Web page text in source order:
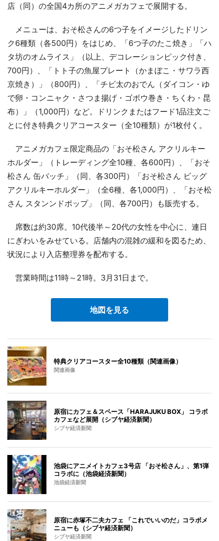
店（同）の全国4カ所のアニメガカフェで展開する。
メニューは、おそ松さんの6つ子をイメージしたドリン
ク6種類（各500円）をはじめ、「6つ子のたこ焼き」「ハ
タ坊のオムライス」（以上、デコレーションピック付き、
700円）、「トト子の魚屋プレート（かまぼこ・サワラ西
京焼き）」（800円）、「チビ太のおでん（ダイコン・ゆ
で卵・コンニャク・さつま揚げ・ゴボウ巻き・ちくわ・昆
布）」（1,000円）など。ドリンクまたはフード1品注文ご
とに付き特典クリアコースター（全10種類）が1枚付く。
アニメガカフェ限定商品の「おそ松さん アクリルキー
ホルダー」（トレーディング全10種、各600円）、「おそ
松さん 缶バッチ」（同、各300円）「おそ松さん ビッグ
アクリルキーホルダー」（全6種、各1,000円）、「おそ松
さん スタンンドポップ」（同、各700円）も販売する。
席数は約30席。10代後半～20代の女性を中心に、連日
にぎわいをみせている。店舗内の混雑の緩和を図るため、
状況により入店整理券を配布する。
営業時間は11時～21時。3月31日まで。
地図を見る
特典クリアコースター全10種類（関連画像）
関連画像
原宿にカフェ＆スペース「HARAJUKU BOX」 コラボ
カフェなど展開（シブヤ経済新聞）
シブヤ経済新聞
池袋にアニメイトカフェ3号店 「おそ松さん」、第1弾
コラボに（池袋経済新聞）
池袋経済新聞
原宿に赤塚不二夫カフェ 「これでいいのだ」コラボメ
ニューも（シブヤ経済新聞）
シブヤ経済新聞